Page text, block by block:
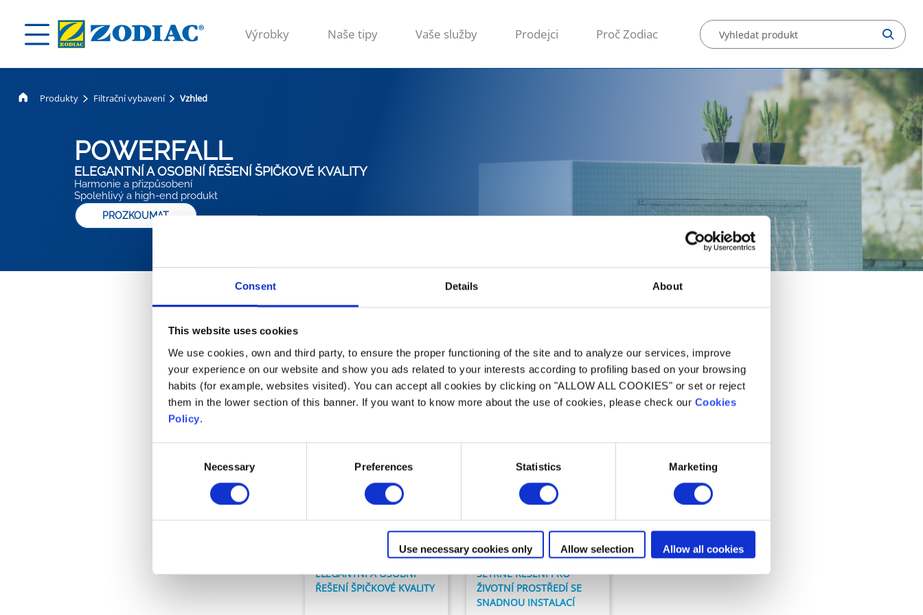
Consent Details About
This website uses cookies
We use cookies, own and third party, to ensure the proper functioning of the site and to analyze our services, improve
your experience on our website and show you ads related to your interests according to profiling based on your browsing
habits (for example, websites visited). You can accept all cookies by clicking on "ALLOW ALL COOKIES" or set or reject
them in the lower section of this banner. If you want to know more about the use of cookies, please check our Cookies
Policy.
Necessary Preferences Statistics Marketing
Use necessary cookies only Allow selection Allow all cookies
Výrobky Naše tipy Vaše služby Prodejci Proč Zodiac
Produkty Filtrační vybavení Vzhled
POWERFALL
ELEGANTNÍ A OSOBNÍ ŘEŠENÍ ŠPIČKOVÉ KVALITY
Harmonie a přizpůsobení
Spolehlivý a high-end produkt
PROZKOUMAT
Filtrační vybavení
Přepadu vody
ELEGANTNÍ A OSOBNÍ
ŘEŠENÍ ŠPIČKOVÉ KVALITY
Filtrační vybavení
Osvětlení
ŠETRNÉ ŘEŠENÍ PRO
ŽIVOTNÍ PROSTŘEDÍ SE
SNADNOU INSTALACÍ